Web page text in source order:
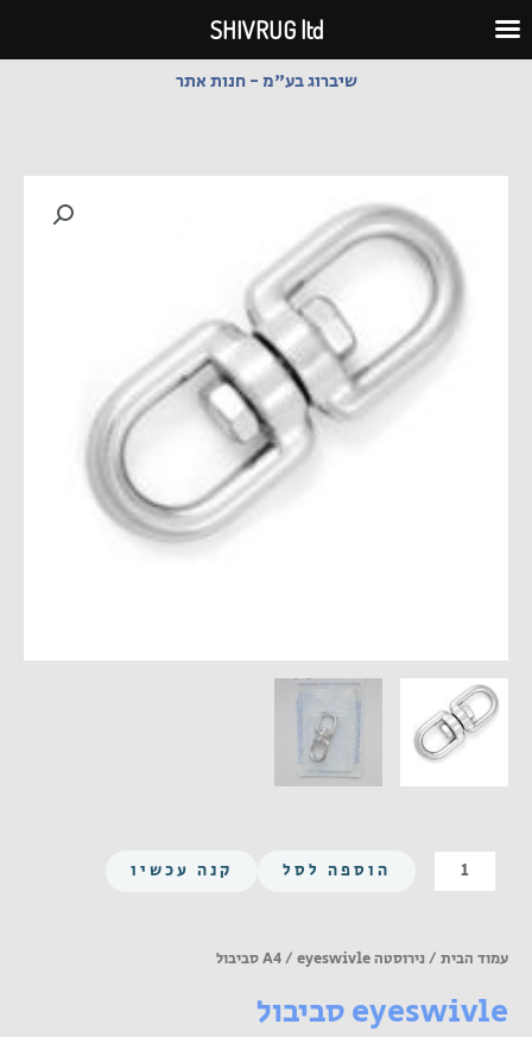
לתוכן
שיברוג בע"מ - חנות אתר
כמות
של
הוספה לסל קנה עכשיו
עמוד הבית /נירוסטה A4/ eyeswivle סביבול
eyeswivle סביבול
SHIVRUG ltd